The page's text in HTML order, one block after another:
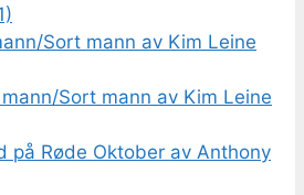
Sort mann av Kim Leine
Sort mann av Kim Leine
på Røde Oktober av Anthony